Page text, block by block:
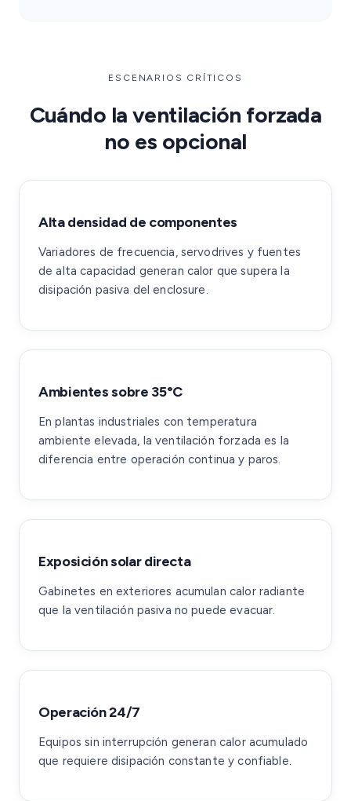
ESCENARIOS CRÍTICOS
Cuándo la ventilación forzada
no es opcional
Alta densidad de componentes
Variadores de frecuencia, servodrives y fuentes
de alta capacidad generan calor que supera la
disipación pasiva del enclosure.
Ambientes sobre 35°C
En plantas industriales con temperatura
ambiente elevada, la ventilación forzada es la
diferencia entre operación continua y paros.
Exposición solar directa
Gabinetes en exteriores acumulan calor radiante
que la ventilación pasiva no puede evacuar.
Operación 24/7
Equipos sin interrupción generan calor acumulado
que requiere disipación constante y confiable.